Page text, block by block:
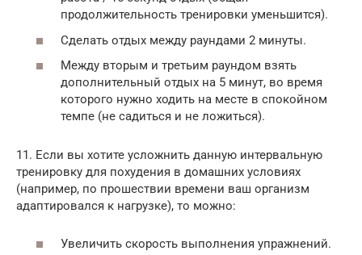
продолжительность тренировки уменьшится).
Сделать отдых между раундами 2 минуты.
Между вторым и третьим раундом взять
дополнительный отдых на 5 минут, во время
которого нужно ходить на месте в спокойном
темпе (не садиться и не ложиться).
11. Если вы хотите усложнить данную интервальную
тренировку для похудения в домашних условиях
(например, по прошествии времени ваш организм
адаптировался к нагрузке), то можно:
Увеличить скорость выполнения упражнений.